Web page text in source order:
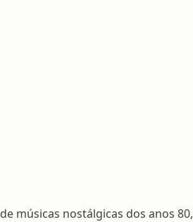
músicas nostálgicas dos anos 80,